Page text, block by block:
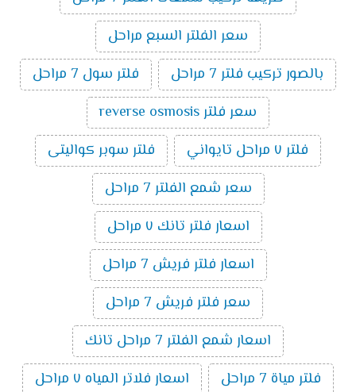
سعر الفلتر السبع مراحل
بالصور تركيب فلتر 7 مراحل
فلتر سول 7 مراحل
سعر فلتر reverse osmosis
فلتر ٧ مراحل تايواني
فلتر سوبر كواليتى
سعر شمع الفلتر 7 مراحل
اسعار فلتر تانك ٧ مراحل
اسعار فلتر فريش 7 مراحل
سعر فلتر فريش 7 مراحل
اسعار شمع الفلتر 7 مراحل تانك
فلتر مياة 7 مراحل
اسعار فلاتر المياه ٧ مراحل